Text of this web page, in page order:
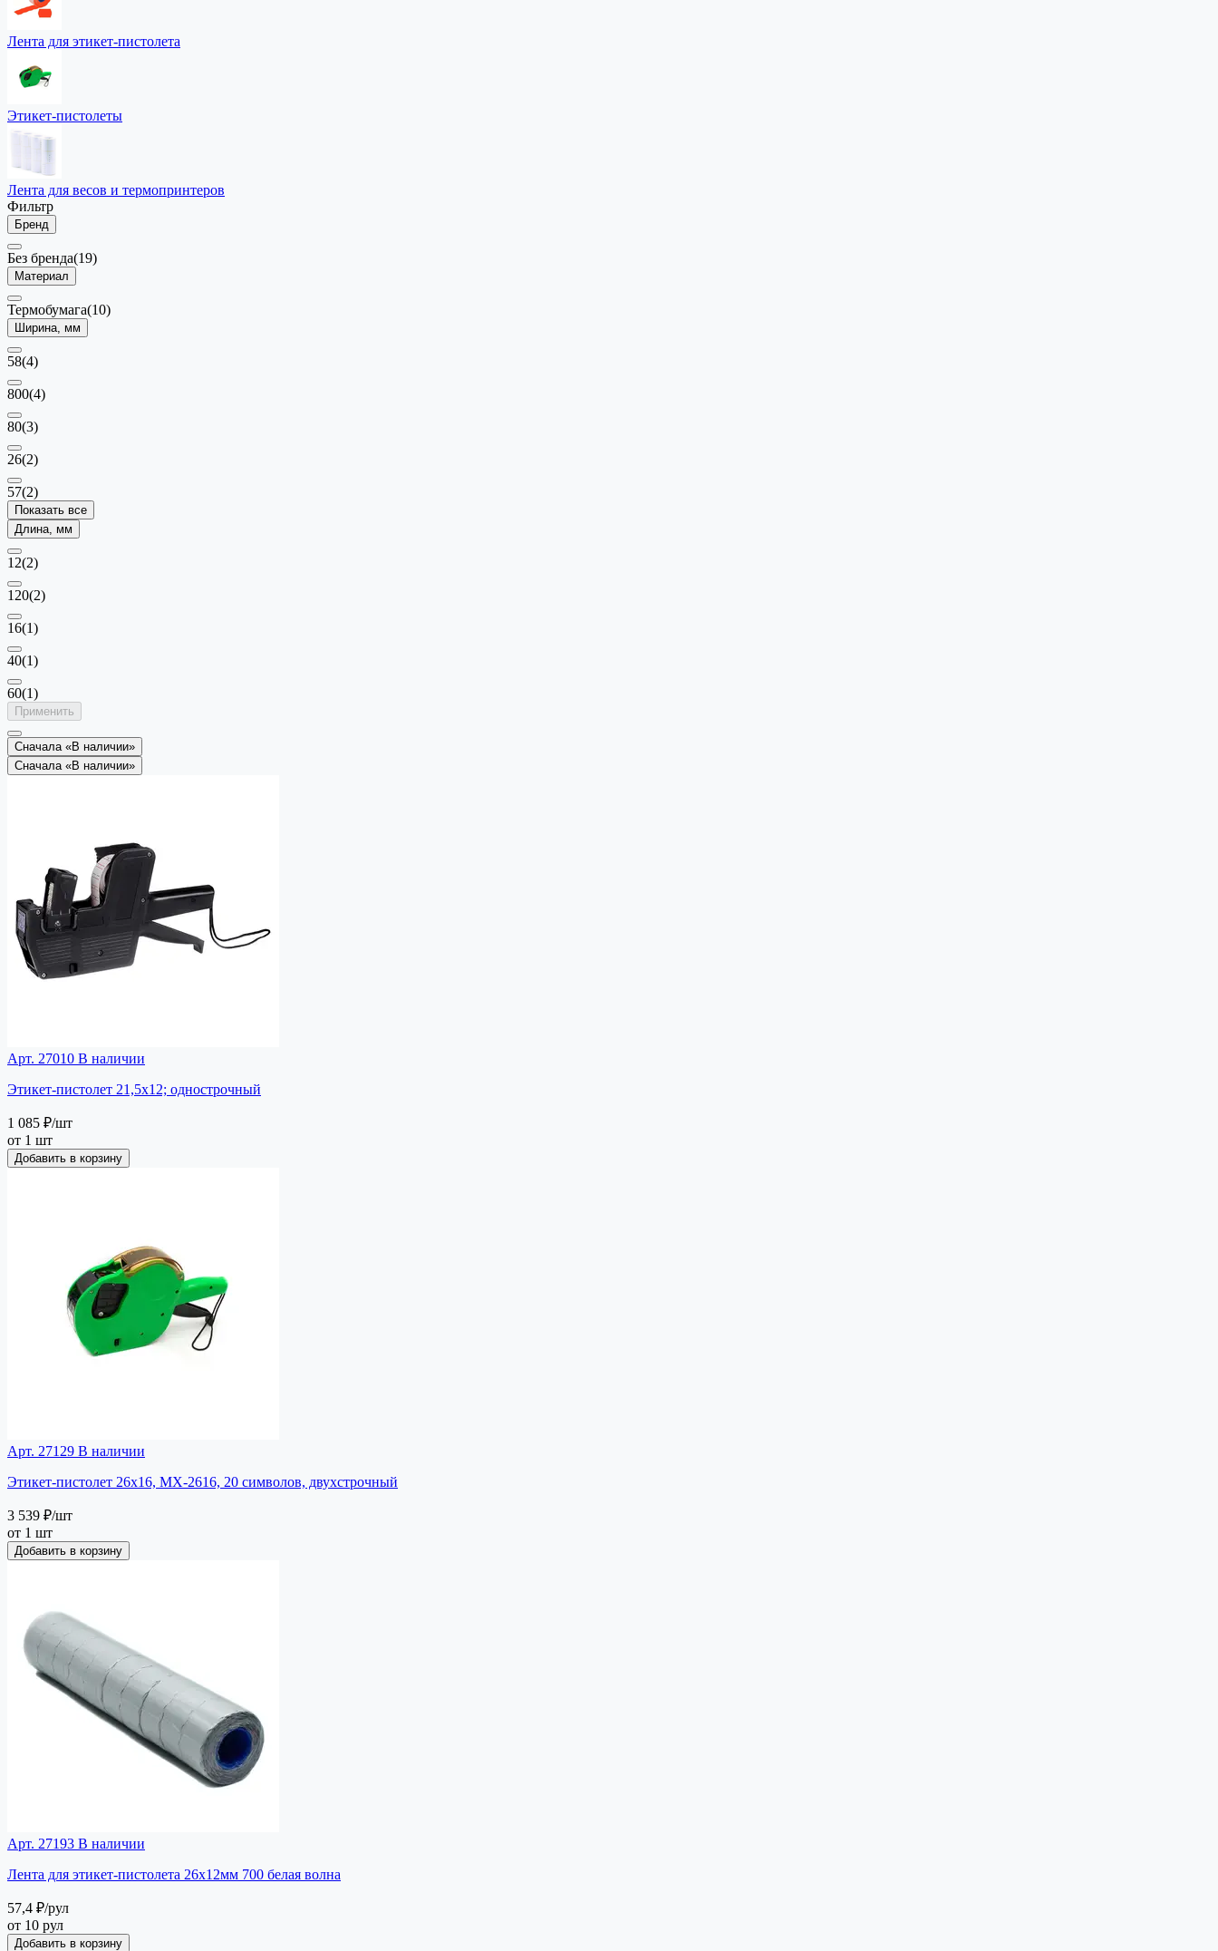
Лента для этикет-пистолета
Этикет-пистолеты
Лента для весов и термопринтеров
Фильтр
Бренд
Без бренда(19)
Материал
Термобумага(10)
Ширина, мм
58(4)
800(4)
80(3)
26(2)
57(2)
Показать все
Длина, мм
12(2)
120(2)
16(1)
40(1)
60(1)
Применить
Сначала «В наличии»
Сначала «В наличии»
Арт. 27010 В наличии
Этикет-пистолет 21,5х12; однострочный
1 085 ₽/шт
от 1 шт
Добавить в корзину
Арт. 27129 В наличии
Этикет-пистолет 26х16, MX-2616, 20 символов, двухстрочный
3 539 ₽/шт
от 1 шт
Добавить в корзину
Арт. 27193 В наличии
Лента для этикет-пистолета 26х12мм 700 белая волна
57,4 ₽/рул
от 10 рул
Добавить в корзину